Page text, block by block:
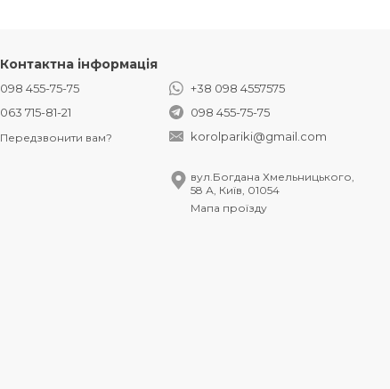
Контактна інформація
098 455-75-75
063 715-81-21
Передзвонити вам?
+38 098 4557575
098 455-75-75
korolpariki@gmail.com
вул.Богдана Хмельницького,
58 А, Київ, 01054
Мапа проїзду